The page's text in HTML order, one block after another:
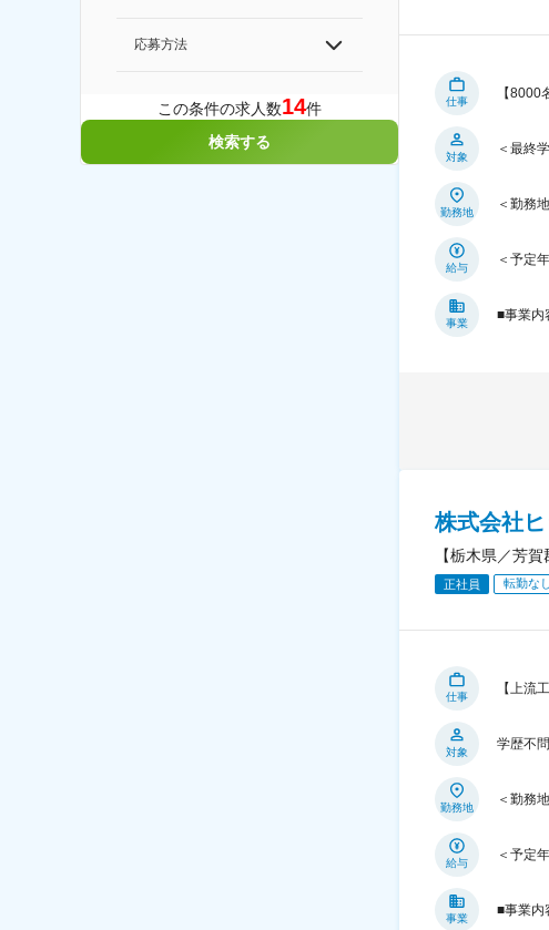
応募方法
この条件の求人数14件
検索する
仕事
【
対象
＜最終
勤務地
＜勤務
給与
＜予定
事業
■事業内
株式会社
【栃木県／芳
正社員 転勤なし
仕事
【上流
対象
学歴不問
勤務地
＜勤務
給与
＜予定
事業
■事業内